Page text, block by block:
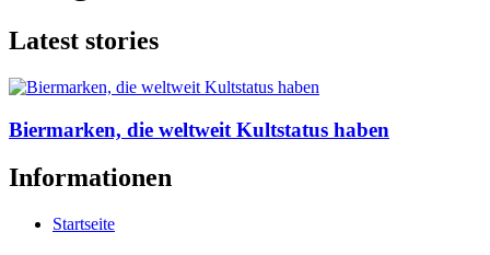
Latest stories
Biermarken, die weltweit Kultstatus haben
Informationen
Startseite